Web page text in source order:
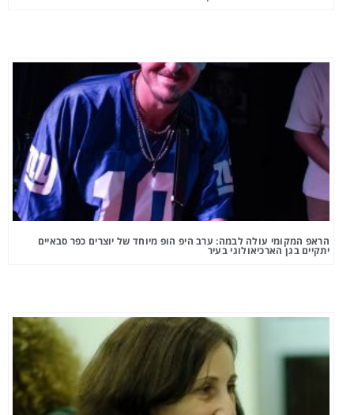
הראפ המקומי עולה לבמה: ערב היפ הופ מיוחד של יוצרים כפר סבאיים
יתקיים בגן הארכיאולוגי בעיר